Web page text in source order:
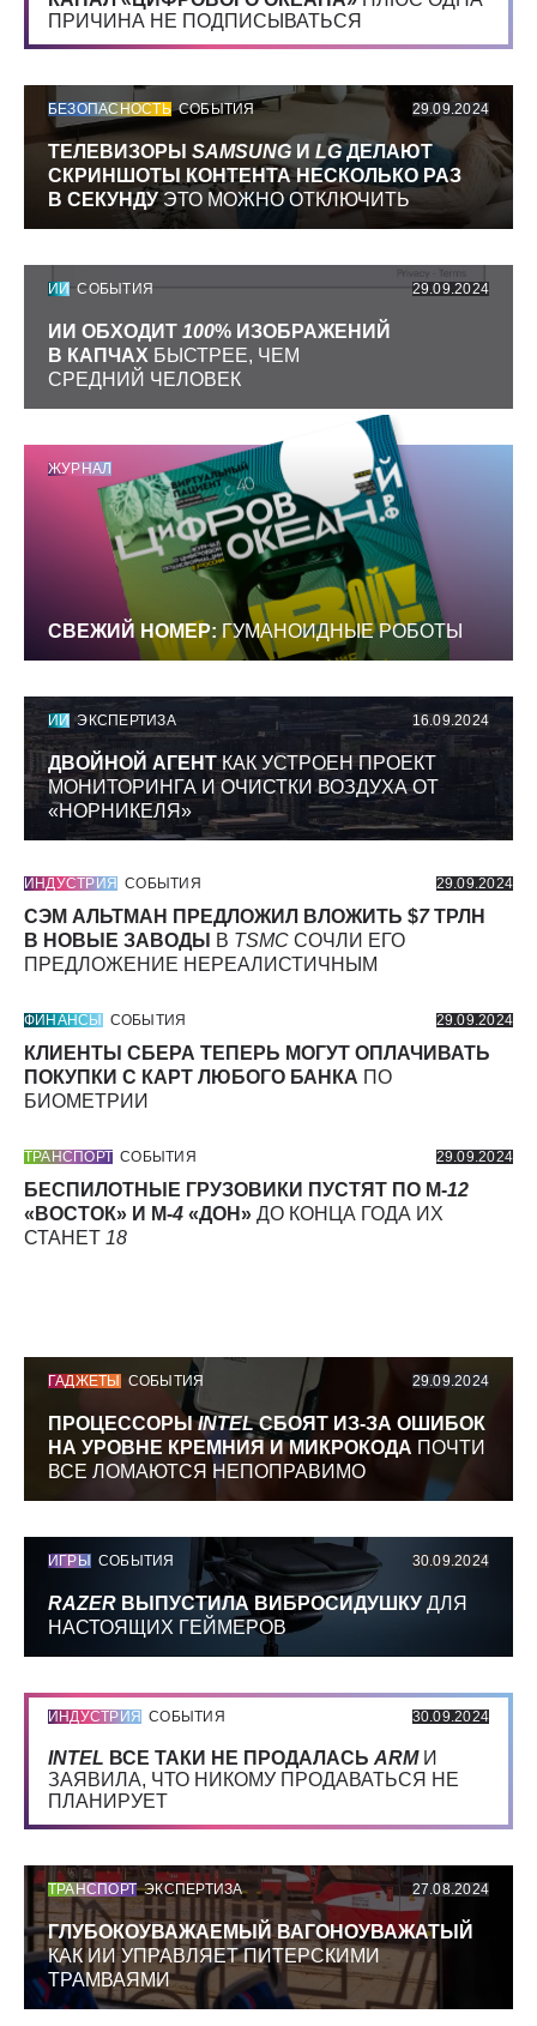
ПРИЧИНА НЕ ПОДПИСЫВАТЬСЯ
БЕЗОПАСНОСТЬ СОБЫТИЯ 29.09.2024
ТЕЛЕВИЗОРЫ SAMSUNG И LGДЕЛАЮТ
СКРИНШОТЫ КОНТЕНТА НЕСКОЛЬКО РАЗ
В СЕКУНДУЭТО МОЖНО ОТКЛЮЧИТЬ
ИИ СОБЫТИЯ 29.09.2024
ИИ ОБХОДИТ 100% ИЗОБРАЖЕНИЙ
В КАПЧАХ БЫСТРЕЕ, ЧЕМ
СРЕДНИЙ ЧЕЛОВЕК
ЖУРНАЛ
СВЕЖИЙ НОМЕР: ГУМАНОИДНЫЕ РОБОТЫ
ИИ ЭКСПЕРТИЗА 16.09.2024
ДВОЙНОЙ АГЕНТКАК УСТРОЕН ПРОЕКТ
МОНИТОРИНГА И ОЧИСТКИ ВОЗДУХА ОТ
«НОРНИКЕЛЯ»
ИНДУСТРИЯ СОБЫТИЯ 29.09.2024
СЭМ АЛЬТМАН ПРЕДЛОЖИЛ ВЛОЖИТЬ $7ТРЛН
В НОВЫЕ ЗАВОДЫ
В TSMC СОЧЛИ ЕГО
ПРЕДЛОЖЕНИЕ НЕРЕАЛИСТИЧНЫМ
ФИНАНСЫ СОБЫТИЯ 29.09.2024
КЛИЕНТЫ СБЕРА ТЕПЕРЬ МОГУТ ОПЛАЧИВАТЬ
ПОКУПКИ С КАРТ ЛЮБОГО БАНКА ПО
БИОМЕТРИИ
ТРАНСПОРТ СОБЫТИЯ 29.09.2024
БЕСПИЛОТНЫЕ ГРУЗОВИКИ ПУСТЯТ ПО М-12
«ВОСТОК» И М-4 «ДОН» ДО КОНЦА ГОДА ИХ
СТАНЕТ 18
ГАДЖЕТЫ СОБЫТИЯ 29.09.2024
ПРОЦЕССОРЫINTELСБОЯТ ИЗ-ЗА ОШИБОК
НА УРОВНЕ КРЕМНИЯ И МИКРОКОДА ПОЧТИ
ВСЕ ЛОМАЮТСЯ НЕПОПРАВИМО
ИГРЫ СОБЫТИЯ 30.09.2024
RAZER ВЫПУСТИЛА ВИБРОСИДУШКУ ДЛЯ
НАСТОЯЩИХ ГЕЙМЕРОВ
ИНДУСТРИЯ СОБЫТИЯ 30.09.2024
INTEL ВСЕ ТАКИ НЕ ПРОДАЛАСЬ ARMИ
ЗАЯВИЛА, ЧТО НИКОМУ ПРОДАВАТЬСЯ НЕ
ПЛАНИРУЕТ
ТРАНСПОРТ ЭКСПЕРТИЗА 27.08.2024
ГЛУБОКОУВАЖАЕМЫЙ ВАГОНОУВАЖАТЫЙ
КАК ИИ УПРАВЛЯЕТ ПИТЕРСКИМИ
ТРАМВАЯМИ